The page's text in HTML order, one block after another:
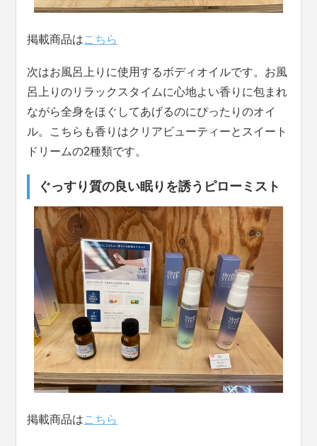
掲載商品はこちら
次はお風呂上りに使用するボディオイルです。お風
呂上りのリラックスタイムに心地よい香りに包まれ
ながら全身をほぐしてあげるのにぴったりのオイ
ル。こちらも香りはクリアビューティーとスイート
ドリームの2種類です。
ぐっすり質の良い眠りを誘うピローミス ト
掲載商品はこちら